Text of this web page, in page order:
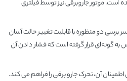
است. موتور جاروبرقی نیز توسط فیلتری
برسی دو منظوره با قابلیت تغییر حالت آسان
به گونه‌ای قرار گرفته است که فشار دادن آن
آن، تحرک جارو برقی را فراهم می کند.